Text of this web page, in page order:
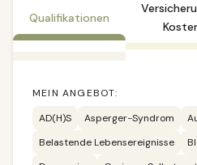
Qualifikationen
MEIN ANGEBOT:
AD(H)S
Asperger-Syndrom
Belastende Lebensereignisse